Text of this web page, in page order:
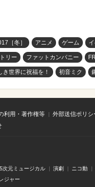
［冬］ アニメ ゲーム
リー ファットカンパニー
き世界に祝福を！ 初音ミク
利用・著作権等 外部送信ポリシ
次元ミュージカル 演劇 ニコ動
ジャー